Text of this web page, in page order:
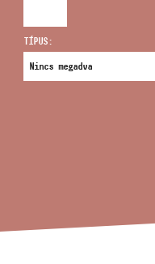
TÍPUS: